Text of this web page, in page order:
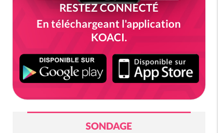
RESTEZ CONNECTÉ
En téléchargeant l'application
KOACI.
SONDAGE